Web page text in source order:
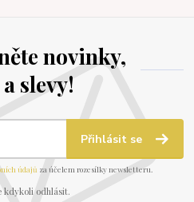
novinky,
slevy!
Přihlásit se
údajů za účelem rozesílky newsletteru.
kdykoli odhlásit.